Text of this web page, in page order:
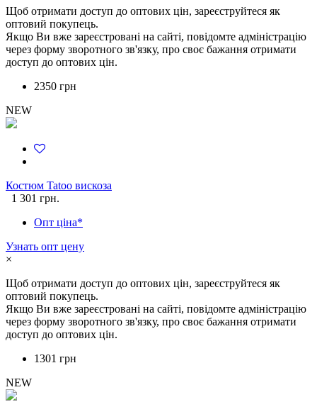
Щоб отримати доступ до оптових цін, зареєструйтеся як
оптовий покупець.
Якщо Ви вже зареєстровані на сайті, повідомте адміністрацію
через форму зворотного зв'язку, про своє бажання отримати
доступ до оптових цін.
2350 грн
NEW
Костюм Tatoo вискоза
1 301 грн.
Опт ціна*
Узнать опт цену
×
Щоб отримати доступ до оптових цін, зареєструйтеся як
оптовий покупець.
Якщо Ви вже зареєстровані на сайті, повідомте адміністрацію
через форму зворотного зв'язку, про своє бажання отримати
доступ до оптових цін.
1301 грн
NEW